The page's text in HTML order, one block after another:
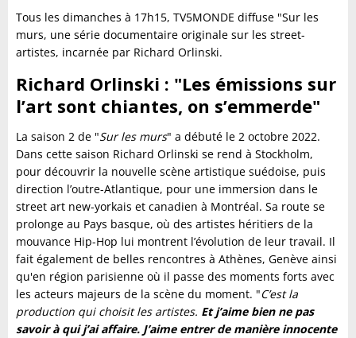
Tous les dimanches à 17h15, TV5MONDE diffuse "Sur les
murs, une série documentaire originale sur les street-
artistes, incarnée par Richard Orlinski.
Richard Orlinski : "Les émissions sur
l’art sont chiantes, on s’emmerde"
La saison 2 de "Sur les murs" a débuté le 2 octobre 2022.
Dans cette saison Richard Orlinski se rend à Stockholm,
pour découvrir la nouvelle scène artistique suédoise, puis
direction l’outre-Atlantique, pour une immersion dans le
street art new-yorkais et canadien à Montréal. Sa route se
prolonge au Pays basque, où des artistes héritiers de la
mouvance Hip-Hop lui montrent l’évolution de leur travail. Il
fait également de belles rencontres à Athènes, Genève ainsi
qu'en région parisienne où il passe des moments forts avec
les acteurs majeurs de la scène du moment. "C’est la
production qui choisit les artistes. Et j’aime bien ne pas
savoir à qui j’ai affaire. J’aime entrer de manière innocente